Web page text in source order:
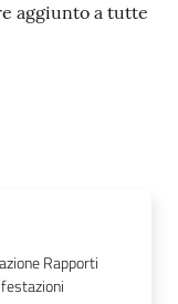
aggiunto a tutte
Rapporti